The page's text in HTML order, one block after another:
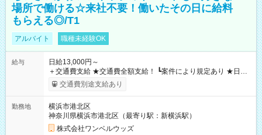
場所で働ける☆来社不要！働いたその日に給料
もらえる◎/T1
アルバイト 職種未経験OK
給与
日給13,000円～
＋交通費支給 ★交通費全額支給！ ┗案件により規定あり ★日払
いOK！（規定あり） ┗働いたその日に現金GET♪ お仕事後はコ
ンビニATMから 日払い分を引き落とせます！ 【試用期間】試
交通費別途支給あり
勤務地
横浜市港北区
神奈川県横浜市港北区（最寄り駅：新横浜駅）
株式会社ワンベルウッズ